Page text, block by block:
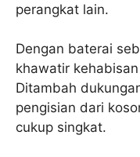
perangkat lain.
Dengan baterai
khawatir
Ditambah
pengisian dari
cukup singkat.